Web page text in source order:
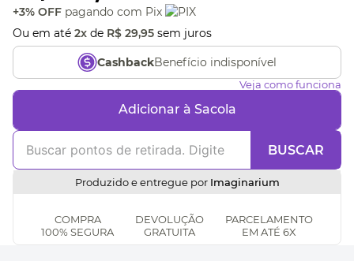
+3% OFF pagando com Pix
Ou em até 2x de R$ 29,95 sem juros
CashbackBenefício indisponível
Veja como funciona
Adicionar à Sacola
BUSCAR
Produzido e entregue por Imaginarium
COMPRA
100% SEGURA
DEVOLUÇÃO
GRATUITA
PARCELAMENTO
EM ATÉ 6X